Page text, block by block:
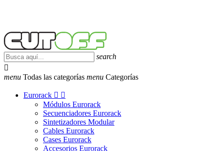
search

menu Todas las categorías menu Categorías
Eurorack  
Módulos Eurorack
Secuenciadores Eurorack
Sintetizadores Modular
Cables Eurorack
Cases Eurorack
Accesorios Eurorack